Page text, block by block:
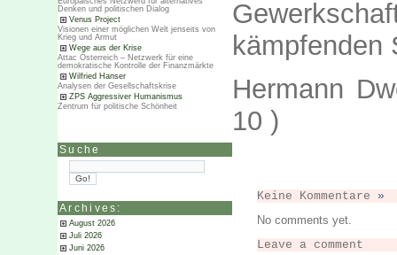
Denken und politischen Dialog
Venus Project
Visionen einer möglichen Welt jenseits von
Krieg und Armut
Wege aus der Krise
Attac Österreich – Netzwerk für eine
demokratische Kontrolle der Finanzmärkte
Wilfried Hanser
Analysen der Gesellschaftskrise
ZPS Aggressiver Humanismus
Zentrum für politische Schönheit
Suche
Archives:
August 2026
Juli 2026
Juni 2026
kämpfenden
Hermann
10 )
Keine Kommentare »
No comments yet.
Leave a comment